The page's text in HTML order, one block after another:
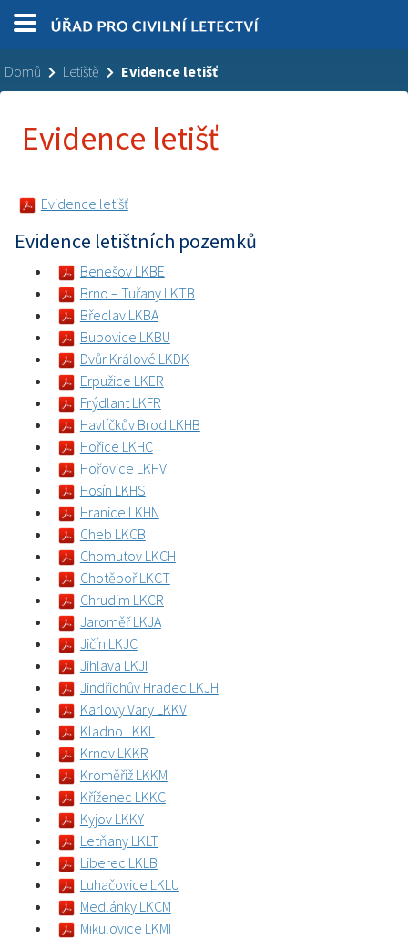
Domů Letiště Evidence letišť
Evidence letišť
Evidence letišť
Evidence letištních pozemků
Benešov LKBE
Brno – Tuřany LKTB
Břeclav LKBA
Bubovice LKBU
Dvůr Králové LKDK
Erpužice LKER
Frýdlant LKFR
Havlíčkův Brod LKHB
Hořice LKHC
Hořovice LKHV
Hosín LKHS
Hranice LKHN
Cheb LKCB
Chomutov LKCH
Chotěboř LKCT
Chrudim LKCR
Jaroměř LKJA
Jičín LKJC
Jihlava LKJI
Jindřichův Hradec LKJH
Karlovy Vary LKKV
Kladno LKKL
Krnov LKKR
Kroměříž LKKM
Kříženec LKKC
Kyjov LKKY
Letňany LKLT
Liberec LKLB
Luhačovice LKLU
Medlánky LKCM
Mikulovice LKMI